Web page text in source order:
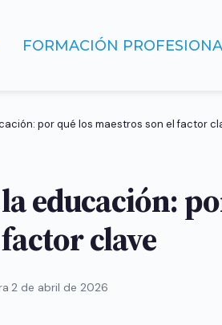
FORMACIÓN
por qué los maestros son el factor
educación:
clave
2 de abril de 2026